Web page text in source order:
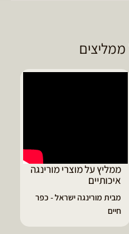
ממליצים
ממליץ על מוצרי מורינגה
איכותיים
מבית מורינגה ישראל - כפר
חיים